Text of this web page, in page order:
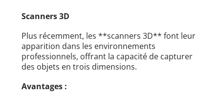
Scanners 3D
Plus récemment, les **scanners 3D** font leur
apparition dans les environnements
professionnels, offrant la capacité de capturer
des objets en trois dimensions.
Avantages :